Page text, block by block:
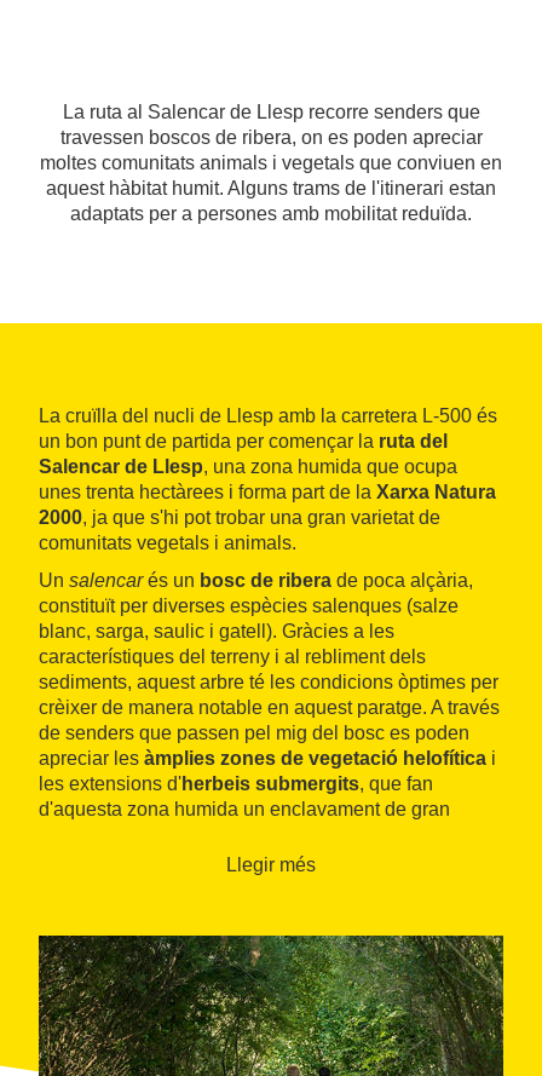
La ruta al Salencar de Llesp recorre senders que
travessen boscos de ribera, on es poden apreciar
moltes comunitats animals i vegetals que conviuen en
aquest hàbitat humit. Alguns trams de l'itinerari estan
adaptats per a persones amb mobilitat reduïda.
La cruïlla del nucli de Llesp amb la carretera L-500 és
un bon punt de partida per començar la ruta del
Salencar de Llesp, una zona humida que ocupa
unes trenta hectàrees i forma part de la Xarxa Natura
2000, ja que s'hi pot trobar una gran varietat de
comunitats vegetals i animals.
Un salencarés un bosc de ribera de poca alçària,
constituït per diverses espècies salenques (salze
blanc, sarga, saulic i gatell). Gràcies a les
característiques del terreny i al rebliment dels
sediments, aquest arbre té les condicions òptimes per
crèixer de manera notable en aquest paratge. A través
de senders que passen pel mig del bosc es poden
apreciar les àmplies zones de vegetació helofítica i
les extensions d'herbeis submergits, que fan
d'aquesta zona humida un enclavament de gran
Durant el recorregut, hi hamiradors instal·lats i
equipaments d'ús públic d'aquest espai estan
adaptatsper a persones amb mobilitat reduïda.
El Salencar de Llesp és una zona de pas per als
ocells migratoris, la qual cosa fa que sigui un indret
molt preuat pels amants de l'observació ornitològica
Llegir més